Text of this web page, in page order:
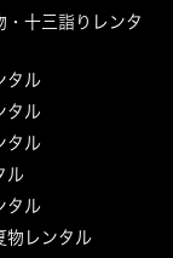
・十三詣りレンタ
タル
タル
タル
ル
タル
物レンタル